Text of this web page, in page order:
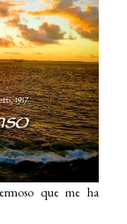
que me ha